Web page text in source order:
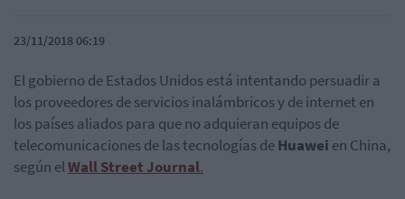
23/11/2018 06:19
El gobierno de Estados Unidos está intentando persuadir a
los proveedores de servicios inalámbricos y de internet en
los países aliados para que no adquieran equipos de
telecomunicaciones de las tecnologías deHuawei en China,
según elWall Street Journal.